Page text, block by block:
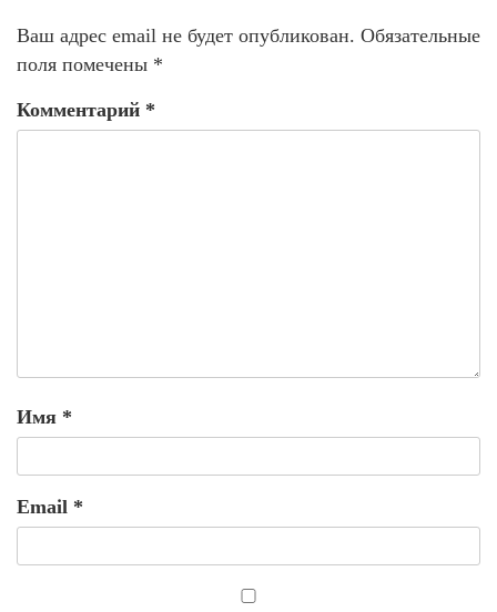
Ваш адрес email не будет опубликован. Обязательные
поля помечены *
Комментарий *
Имя *
Email *